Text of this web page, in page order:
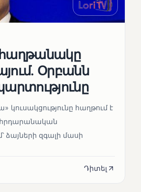
Օրբանն
կուսակցությունը հաղթում է
ձայների զգալի մասի
Դիտել